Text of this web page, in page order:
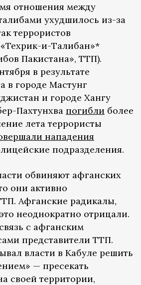
отношения между
ухудшилось из-за
террористов
и-Талибан»*
Пакистана», ТТП).
в результате
в городе Мастунг
и городе Хангу
Пахтунхва погибли более
лета террористы
нападения
подразделения.
обвиняют афганских
они активно
Афганские радикалы,
неоднократно отрицали.
с афганским
представители ТТП.
власти в Кабуле решить
— пресекать
своей территории,